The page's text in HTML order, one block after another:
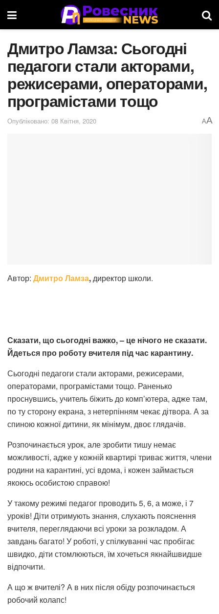
Дмитро Ламза: Сьогодні
педагоги стали акторами,
режисерами, операторами,
програмістами тощо
Опубліковано: 08 Квітня, 2020 AA
Автор: Дмитро Ламза,директор школи.
Сказати, що сьогодні важко, – це нічого не сказати.
Йдеться про роботу вчителя під час карантину.
Сьогодні педагоги стали акторами, режисерами,
операторами, програмістами тощо. Раненько
проснувшись, учитель біжить до комп’ютера, адже там,
по ту сторону екрана, з нетерпінням чекає дітвора. А за
спиною кожної дитини, як мінімум, двоє глядачів.
Розпочинається урок, але зробити тишу немає
можливості, адже у кожній квартирі триває життя, члени
родини на карантині, усі вдома, і кожен займається
якоюсь особистою справою!
У такому режимі педагог проводить 5, 6, а може, і 7
уроків! Діти отримують знання, слухають пояснення
вчителя, переглядаючи всі уроки за розкладом. А
завдань багато! У роботі, у спілкуванні час пробігає
швидко, діти стомлюються, їм хочеться якнайшвидше
відпочити.
А що ж вчителі? А в них після обіду розпочинається
робочий колапс!